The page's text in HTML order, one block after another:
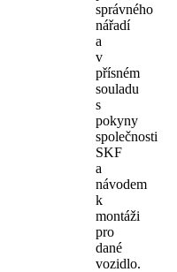
správného
nářadí
a
v
přísném
souladu
s
pokyny
společnosti
SKF
a
návodem
k
montáži
pro
dané
vozidlo.